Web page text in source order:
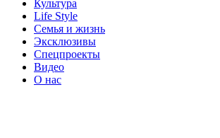
Культура
Life Style
Семья и жизнь
Эксклюзивы
Спецпроекты
Видео
О нас